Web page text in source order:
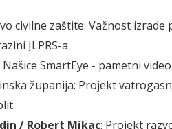
civilne zaštite: Važnost izrade
JLPRS-a
Našice SmartEye - pametni
županija: Projekt
/ Robert Mikac: Projekt